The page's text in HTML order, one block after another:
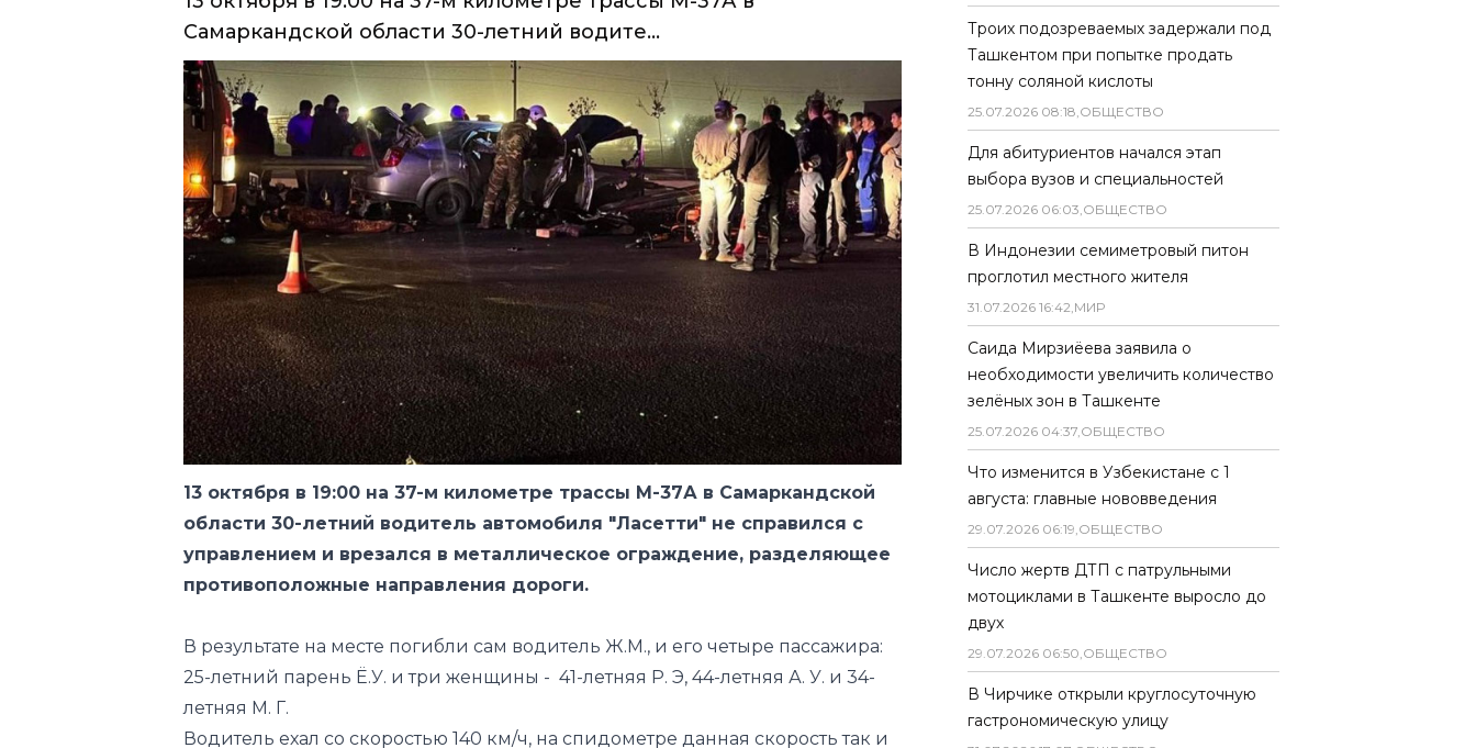
13 октября в 19:00 на 37-м километре трассы М-37А в Самаркандской
области 30-летний водитель автомобиля "Ласетти" не справился с
управлением и врезался в металлическое ограждение, разделяющее
противоположные направления дороги.
В результате на месте погибли сам водитель Ж.М., и его четыре пассажира:
25-летний парень Ё.У. и три женщины - 41-летняя Р. Э, 44-летняя А. У. и 34-
Водитель ехал со скоростью 140 км/ч, на спидометре данная скорость так и
осталась зафиксированной.
В связи с трагическим инцидентом областным управлением внутренних
Троих подозреваемых задержали под
Ташкентом при попытке продать
тонну соляной кислоты
25.07.2026 08:18,ОБЩЕСТВО
Для абитуриентов начался этап
выбора вузов и специальностей
25.07.2026 06:03,ОБЩЕСТВО
В Индонезии семиметровый питон
проглотил местного жителя
31.07.2026 16:42,МИР
Саида Мирзиёева заявила о
необходимости увеличить количество
зелёных зон в Ташкенте
25.07.2026 04:37,ОБЩЕСТВО
Что изменится в Узбекистане с 1
августа: главные нововведения
29.07.2026 06:19,ОБЩЕСТВО
Число жертв ДТП с патрульными
мотоциклами в Ташкенте выросло до
двух
29.07.2026 06:50,ОБЩЕСТВО
В Чирчике открыли круглосуточную
гастрономическую улицу